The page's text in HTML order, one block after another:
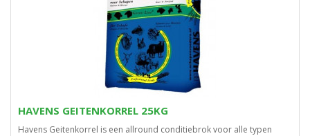
HAVENS GEITENKORREL 25KG
Havens Geitenkorrel is een allround conditiebrok voor alle typen